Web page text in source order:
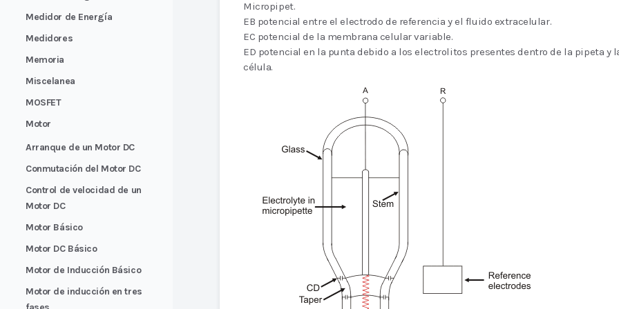
Medidor de Energía
Medidores
Memoria
Miscelanea
MOSFET
Motor
Arranque de un Motor DC
Conmutación del Motor DC
Control de velocidad de un
Motor DC
Motor Básico
Motor DC Básico
Motor de Inducción Básico
Motor de inducción en tres
Micropipet.
EB potencial entre el electrodo de referencia y el fluido extracelular.
EC potencial de la membrana celular variable.
ED potencial en la punta debido a los electrolitos presentes dentro de la pipeta y
célula.